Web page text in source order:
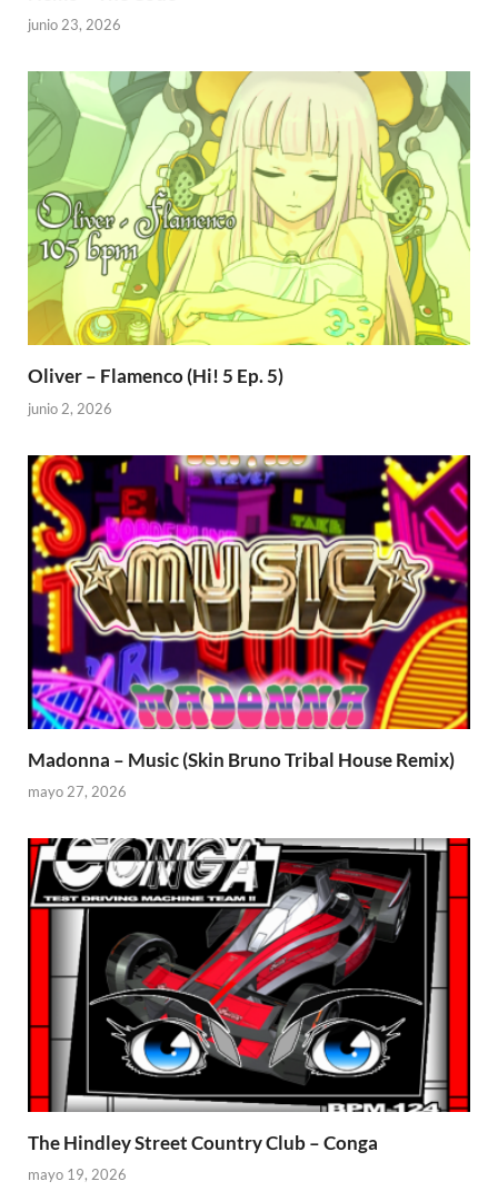
junio 23, 2026
Oliver – Flamenco (Hi! 5 Ep. 5)
junio 2, 2026
Madonna – Music (Skin Bruno Tribal House Remix)
mayo 27, 2026
The Hindley Street Country Club – Conga
mayo 19, 2026